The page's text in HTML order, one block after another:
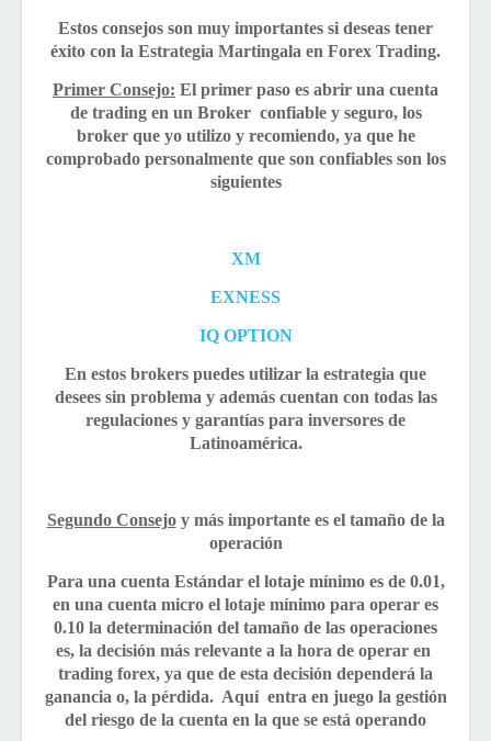
Estos consejos son muy importantes si deseas tener
éxito con la Estrategia Martingala en Forex Trading.
Primer Consejo: El primer paso es abrir una cuenta
de trading en un Broker confiable y seguro, los
broker que yo utilizo y recomiendo, ya que he
comprobado personalmente que son confiables son los
siguientes
XM
EXNESS
IQ OPTION
En estos brokers puedes utilizar la estrategia que
desees sin problema y además cuentan con todas las
regulaciones y garantías para inversores de
Latinoamérica.
Segundo Consejoy más importante es el tamaño de la
operación
Para una cuenta Estándar el lotaje mínimo es de 0.01,
en una cuenta micro el lotaje mínimo para operar es
0.10 la determinación del tamaño de las operaciones
es, la decisión más relevante a la hora de operar en
trading forex, ya que de esta decisión dependerá la
ganancia o, la pérdida. Aquí entra en juego la gestión
del riesgo de la cuenta en la que se está operando